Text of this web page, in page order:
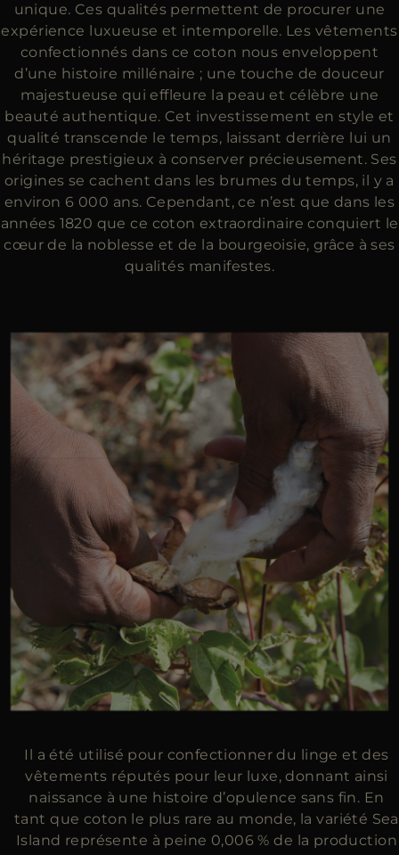
unique. Ces qualités permettent de procurer une
expérience luxueuse et intemporelle. Les vêtements
confectionnés dans ce coton nous enveloppent
d’une histoire millénaire ; une touche de douceur
majestueuse qui effleure la peau et célèbre une
beauté authentique. Cet investissement en style et
qualité transcende le temps, laissant derrière lui un
héritage prestigieux à conserver précieusement. Ses
origines se cachent dans les brumes du temps, il y a
environ 6 000 ans. Cependant, ce n’est que dans les
années 1820 que ce coton extraordinaire conquiert le
cœur de la noblesse et de la bourgeoisie, grâce à ses
qualités manifestes.
Il a été utilisé pour confectionner du linge et des
vêtements réputés pour leur luxe, donnant ainsi
naissance à une histoire d’opulence sans fin. En
tant que coton le plus rare au monde, la variété Sea
Island représente à peine 0,006 % de la production